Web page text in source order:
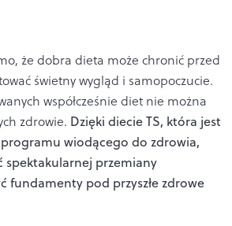
że dobra dieta może chronić przed
świetny wygląd i samopoczucie.
współcześnie diet nie można
zdrowie. Dzięki diecie TS, która jest
wiodącego do zdrowia,
spektakularnej przemiany
fundamenty pod przyszłe zdrowe